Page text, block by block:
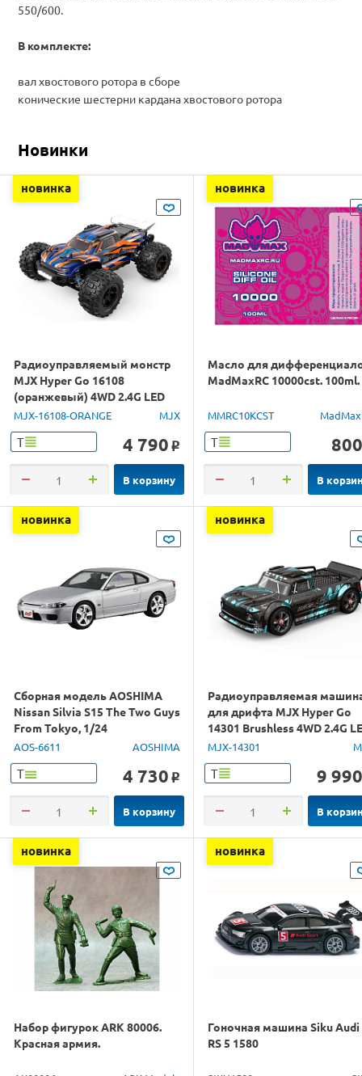
550/600.
В комплекте:
вал хвостового ротора в сборе
конические шестерни кардана хвостового ротора
Новинки
новинка
Радиоуправляемый монстр
MJX Hyper Go 16108
(оранжевый) 4WD 2.4G LED
1/16 RTR
MJX-16108-ORANGE MJX
Т 4 790 o
В корзину
новинка
Масло для
MadMaxRC 10000cst. 100ml.
MMRC10KCST
Т 800
В
новинка
Сборная модель AOSHIMA
Nissan Silvia S15 The Two Guys
From Tokyo, 1/24
AOS-6611 AOSHIMA
Т 4 730 o
В корзину
новинка
Радиоуправляемая
для дрифта MJX Hyper Go
14301 Brushless 4WD 2.4G
1/14 RTR
MJX-14301
Т 9 990
В
новинка
Набор фигурок ARK 80006.
Красная армия.
новинка
Гоночная машина Siku Audi
RS 5 1580